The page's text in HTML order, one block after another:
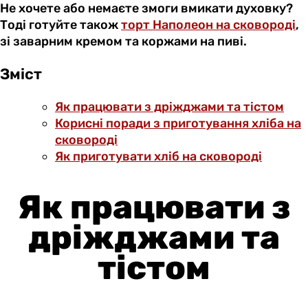
Не хочете або немаєте змоги вмикати духовку?
Тоді готуйте такожторт Наполеон на сковороді,
зі заварним кремом та коржами на пиві.
Зміст
Як працювати з дріжджами та тістом
Корисні поради з приготування хліба на
сковороді
Як приготувати хліб на сковороді
Як працювати з
дріжджами та
тістом